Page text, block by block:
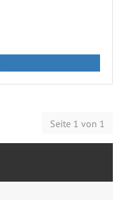
Seite 1 von 1